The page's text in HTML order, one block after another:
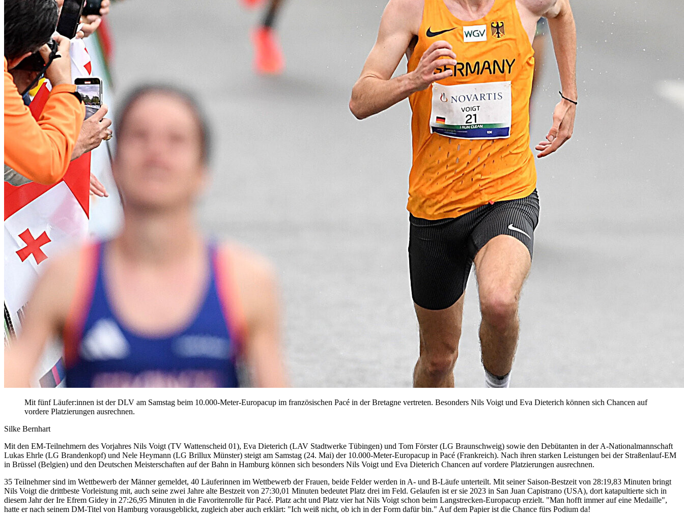
Mit fünf Läufer:innen ist der DLV am Samstag beim 10.000-Meter-Europacup im französischen Pacé in der Bretagne vertreten. Besonders Nils Voigt und Eva Dieterich können sich Chancen auf
vordere Platzierungen ausrechnen.
Silke Bernhart
Mit den EM-Teilnehmern des Vorjahres Nils Voigt (TV Wattenscheid 01), Eva Dieterich (LAV Stadtwerke Tübingen) und Tom Förster (LG Braunschweig) sowie den Debütanten in der A-Nationalmannschaft
Lukas Ehrle (LG Brandenkopf) und Nele Heymann (LG Brillux Münster) steigt am Samstag (24. Mai) der 10.000-Meter-Europacup in Pacé (Frankreich). Nach ihren starken Leistungen bei der Straßenlauf-EM
in Brüssel (Belgien) und den Deutschen Meisterschaften auf der Bahn in Hamburg können sich besonders Nils Voigt und Eva Dieterich Chancen auf vordere Platzierungen ausrechnen.
35 Teilnehmer sind im Wettbewerb der Männer gemeldet, 40 Läuferinnen im Wettbewerb der Frauen, beide Felder werden in A- und B-Läufe unterteilt. Mit seiner Saison-Bestzeit von 28:19,83 Minuten bringt
Nils Voigt die drittbeste Vorleistung mit, auch seine zwei Jahre alte Bestzeit von 27:30,01 Minuten bedeutet Platz drei im Feld. Gelaufen ist er sie 2023 in San Juan Capistrano (USA), dort katapultierte sich in
diesem Jahr der Ire Efrem Gidey in 27:26,95 Minuten in die Favoritenrolle für Pacé. Platz acht und Platz vier hat Nils Voigt schon beim Langstrecken-Europacup erzielt. "Man hofft immer auf eine Medaille",
hatte er nach seinem DM-Titel von Hamburg vorausgeblickt, zugleich aber auch erklärt: "Ich weiß nicht, ob ich in der Form dafür bin." Auf dem Papier ist die Chance fürs Podium da!